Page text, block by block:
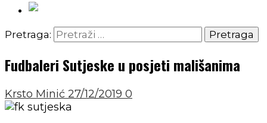
Pretraga:
Fudbaleri Sutjeske u posjeti mališanima
Krsto Minić 27/12/2019 0